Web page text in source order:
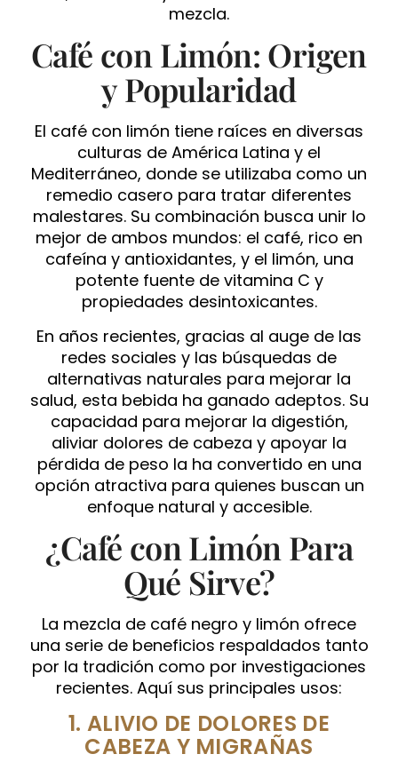
mezcla.
Café con Limón: Origen
y Popularidad
El café con limón tiene raíces en diversas
culturas de América Latina y el
Mediterráneo, donde se utilizaba como un
remedio casero para tratar diferentes
malestares. Su combinación busca unir lo
mejor de ambos mundos: el café, rico en
cafeína y antioxidantes, y el limón, una
potente fuente de vitamina C y
propiedades desintoxicantes.
En años recientes, gracias al auge de las
redes sociales y las búsquedas de
alternativas naturales para mejorar la
salud, esta bebida ha ganado adeptos. Su
capacidad para mejorar la digestión,
aliviar dolores de cabeza y apoyar la
pérdida de peso la ha convertido en una
opción atractiva para quienes buscan un
enfoque natural y accesible.
¿Café con Limón Para
Qué Sirve?
La mezcla de café negro y limón ofrece
una serie de beneficios respaldados tanto
por la tradición como por investigaciones
recientes. Aquí sus principales usos:
1. ALIVIO DE DOLORES DE
CABEZA Y MIGRAÑAS